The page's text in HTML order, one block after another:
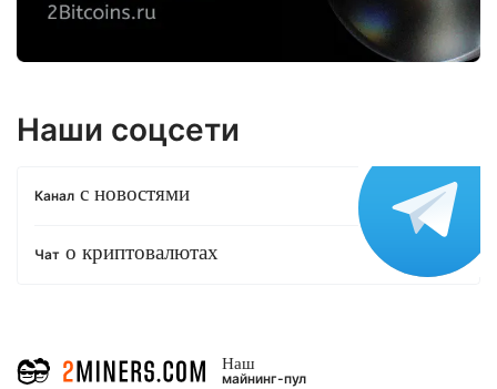
Наши соцсети
Канал с новостями
Чат о криптовалютах
Наш
майнинг-пул